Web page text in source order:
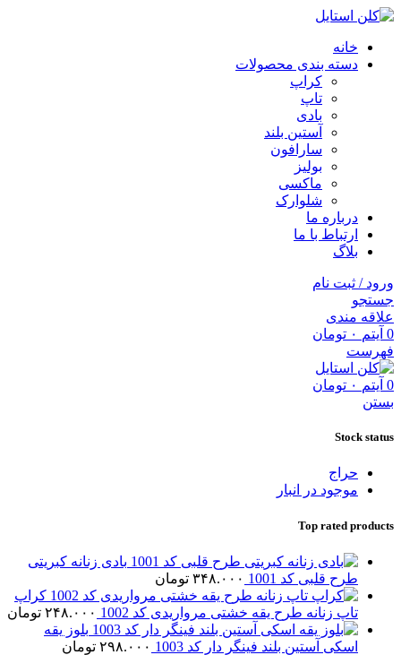
خانه
دسته بندی محصولات
کراپ
تاپ
بادی
آستین بلند
سارافون
بولیز
ماکسی
شلوارک
درباره ما
ارتباط با ما
بلاگ
ورود / ثبت نام
جستجو
علاقه مندی
0 آیتم ۰ تومان
فهرست
0 آیتم ۰ تومان
بستن
Stock status
حراج
موجود در انبار
Top rated products
بادی زنانه کبریتی
طرح قلبی کد 1001
۳۴۸.۰۰۰ تومان
کراپ
تاپ زنانه طرح یقه خشتی مرواریدی کد 1002
۲۴۸.۰۰۰ تومان
بلوز یقه
اسکی آستین بلند فینگر دار کد 1003
۲۹۸.۰۰۰ تومان